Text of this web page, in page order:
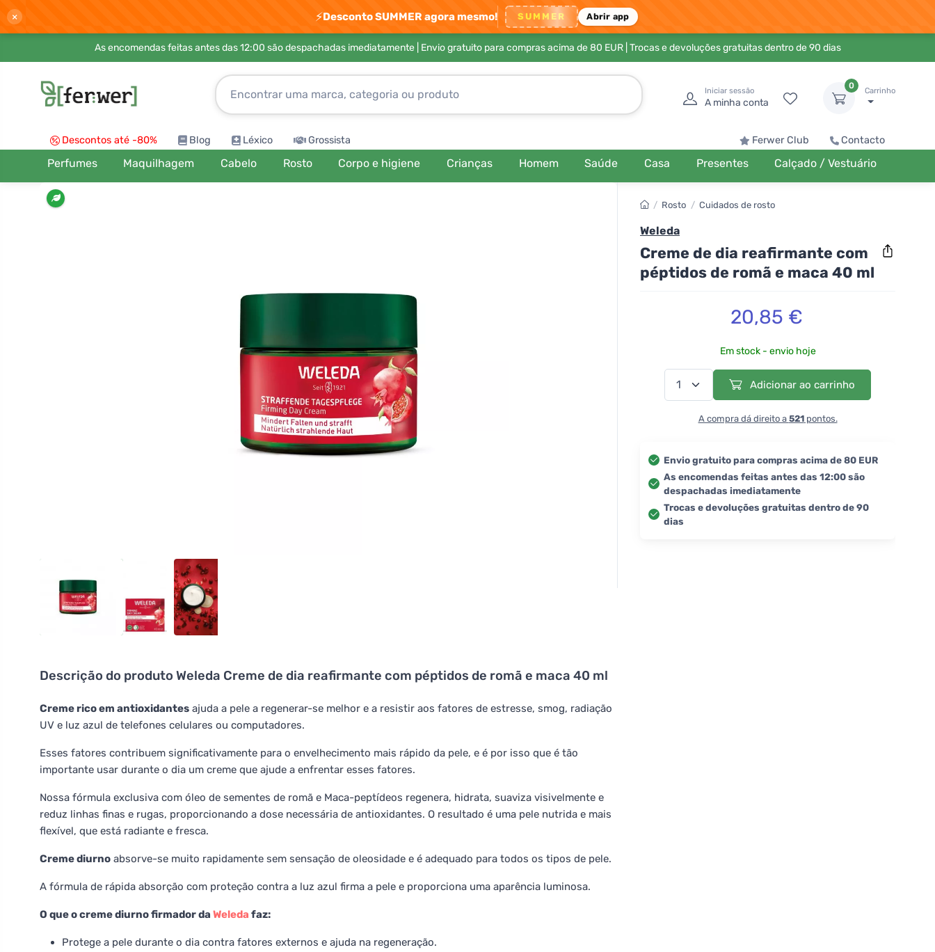
× ⚡Desconto SUMMER agora mesmo! SUMMER Abrir app
As encomendas feitas antes das 12:00 são despachadas imediatamente | Envio gratuito para compras acima de 80 EUR| Trocas e devoluções gratuitas dentro de 90 dias
Iniciar sessão
A minha conta
0
Carrinho
Descontos até -80% Blog Léxico Grossista Ferwer Club Contacto
Perfumes Maquilhagem Cabelo Rosto Corpo e higiene Crianças Homem Saúde Casa Presentes Calçado / Vestuário
Descrição do produto Weleda Creme de dia reafirmante com péptidos de romã e maca 40 ml
Creme rico em antioxidantes ajuda a pele a regenerar-se melhor e a resistir aos fatores de estresse, smog, radiação
UV e luz azul de telefones celulares ou computadores.
Esses fatores contribuem significativamente para o envelhecimento mais rápido da pele, e é por isso que é tão
importante usar durante o dia um creme que ajude a enfrentar esses fatores.
Nossa fórmula exclusiva com óleo de sementes de romã e Maca-peptídeos regenera, hidrata, suaviza visivelmente e
reduz linhas finas e rugas, proporcionando a dose necessária de antioxidantes. O resultado é uma pele nutrida e mais
flexível, que está radiante e fresca.
Creme diurno absorve-se muito rapidamente sem sensação de oleosidade e é adequado para todos os tipos de pele.
A fórmula de rápida absorção com proteção contra a luz azul firma a pele e proporciona uma aparência luminosa.
O que o creme diurno firmador da Weleda faz:
Protege a pele durante o dia contra fatores externos e ajuda na regeneração.
/ Rosto / Cuidados de rosto
Weleda
Creme de dia reafirmante com
péptidos de romã e maca 40 ml
20,85 €
Em stock - envio hoje
Adicionar ao carrinho
A compra dá direito a 521pontos.
Envio gratuito para compras acima de 80 EUR
As encomendas feitas antes das 12:00 são
despachadas imediatamente
Trocas e devoluções gratuitas dentro de 90
dias